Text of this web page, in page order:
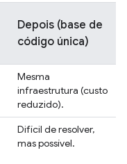
Depois (base de
código única)
Mesma
infraestrutura (custo
reduzido).
Difícil de resolver,
mas possível.